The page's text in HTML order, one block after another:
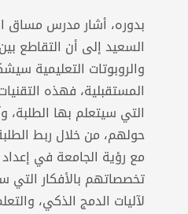
بدوره، أشار مدرس مساق
السعيد إلى أن التقاطع
والروبوتات التعليمية
المستقبلية، فهذه
التي سيتعلم بها الطلبة،
حولهم، من خلال ربط
مع رؤية الجامعة في
تخصصاتهم بالأفكار التي
لآليات الدمج الذكي،